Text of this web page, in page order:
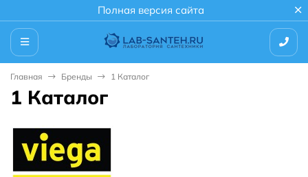
Полная версия сайта
Главная Бренды 1 Каталог
1 Каталог